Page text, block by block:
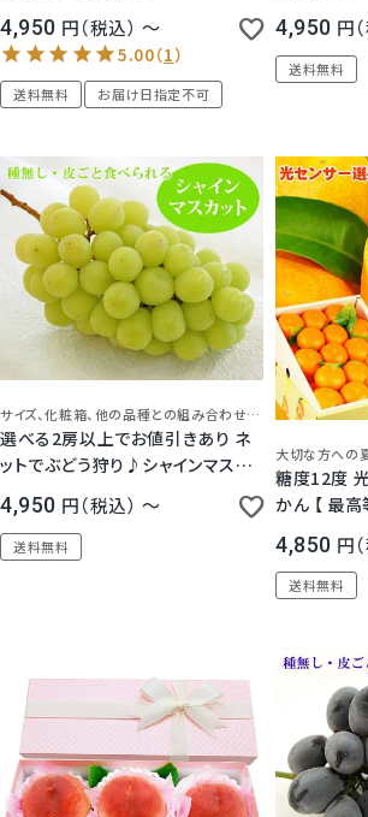
4,950 税込 〜
送料無料 お届け日指定不可
4,950
送料無料
サイズ、化粧箱、他の品種との組み合わせが可能です。
選べる2房以上でお値引きあり ネ
ットでぶどう狩り♪シャインマスカ
4,950 税込 〜
送料無料
糖度12度
かん 【 最
S30個また
産 プライム
4,850
送料無料